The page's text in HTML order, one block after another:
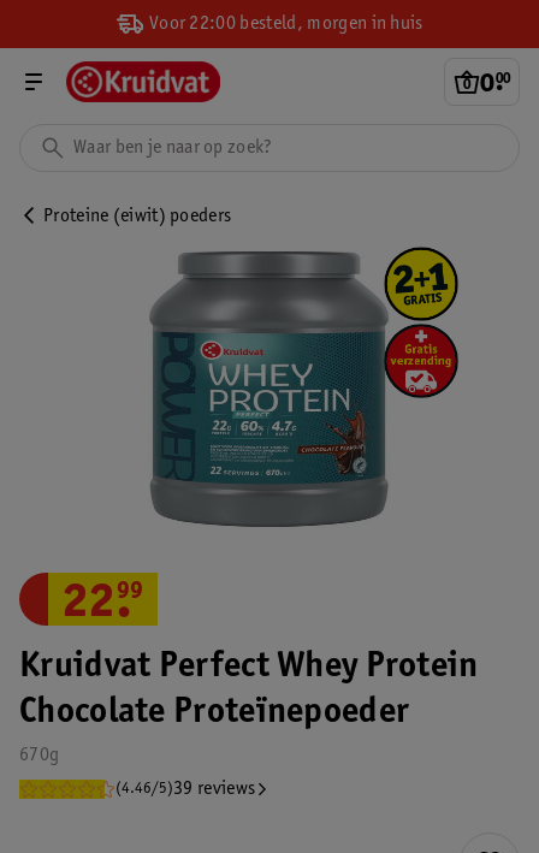
Voor 22:00 besteld, morgen in huis
0.
00
Proteine (eiwit) poeders
Kruidvat Perfect Whey Protein
Chocolate Proteïnepoeder
670g
(4.46/5)39 reviews
22.
99